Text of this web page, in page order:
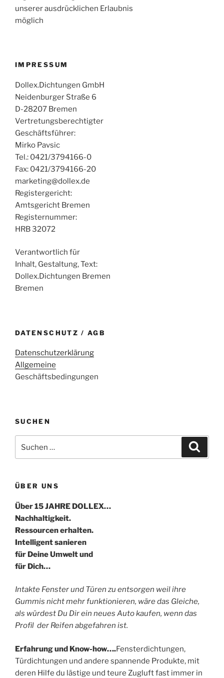
unserer ausdrücklichen Erlaubnis
möglich
IMPRESSUM
Dollex.Dichtungen GmbH
Neidenburger Straße 6
D-28207 Bremen
Vertretungsberechtigter
Geschäftsführer:
Mirko Pavsic
Tel.: 0421/3794166-0
Fax: 0421/3794166-20
marketing@dollex.de
Registergericht:
Amtsgericht Bremen
Registernummer:
HRB 32072
Verantwortlich für
Inhalt, Gestaltung, Text:
Dollex.Dichtungen Bremen
Bremen
DATENSCHUTZ / AGB
Datenschutzerklärung
Allgemeine
Geschäftsbedingungen
SUCHEN
nach:
ÜBER UNS
Über 15 JAHRE DOLLEX…
Nachhaltigkeit.
Ressourcen erhalten.
Intelligent sanieren
für Deine Umwelt und
für Dich…
Intakte Fenster und Türen zu entsorgen weil ihre
Gummis nicht mehr funktionieren, wäre das Gleiche,
als würdest Du Dir ein neues Auto kaufen, wenn das
Profil der Reifen abgefahren ist.
Erfahrung und Know-how….Fensterdichtungen,
Türdichtungen und andere spannende Produkte, mit
deren Hilfe du lästige und teure Zugluft fast immer in